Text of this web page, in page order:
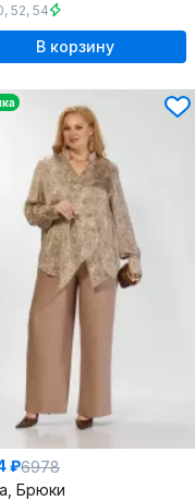
, 52, 54
В корзину
₽6978
Брюки